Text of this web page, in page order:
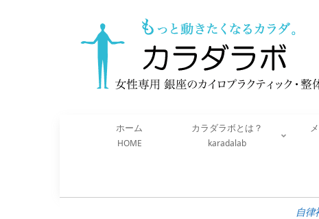
ホーム
HOME
カラダラボとは？
karadalab
自律